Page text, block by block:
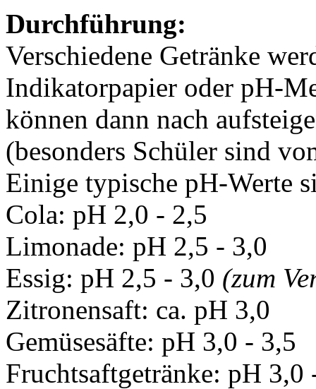
Durchführung:
Verschiedene Getränke
Indikatorpapier oder pH-
können dann nach
(besonders Schüler sind
Einige typische pH-Werte
Cola: pH 2,0 - 2,5
Limonade: pH 2,5 - 3,0
Essig: pH 2,5 - 3,0 (zum
Zitronensaft: ca. pH 3,0
Gemüsesäfte: pH 3,0 - 3,5
Fruchtsaftgetränke: pH 3,0